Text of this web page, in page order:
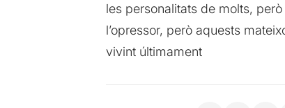
les personalitats de molts,
l’opressor, però aquests
vivint últimament